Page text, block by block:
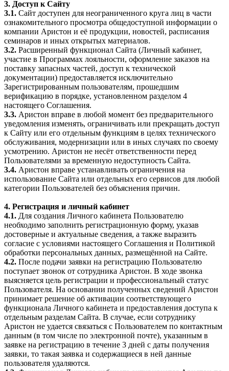
3. Доступ к Сайту
3.1. Сайт доступен для неограниченного круга лиц в части
ознакомительного просмотра общедоступной информации о
компании Аристон и её продукции, новостей, расписания
семинаров и иных открытых материалов.
3.2. Расширенный функционал Сайта (Личный кабинет,
участие в Программах лояльности, оформление заказов на
поставку запасных частей, доступ к технической
документации) предоставляется исключительно
Зарегистрированным пользователям, прошедшим
верификацию в порядке, установленном разделом 4
настоящего Соглашения.
3.3. Аристон вправе в любой момент без предварительного
уведомления изменять, ограничивать или прекращать доступ
к Сайту или его отдельным функциям в целях технического
обслуживания, модернизации или в иных случаях по своему
усмотрению. Аристон не несёт ответственности перед
Пользователями за временную недоступность Сайта.
3.4. Аристон вправе устанавливать ограничения на
использование Сайта или отдельных его сервисов для любой
категории Пользователей без объяснения причин.
4. Регистрация и личный кабинет
4.1. Для создания Личного кабинета Пользователю
необходимо заполнить регистрационную форму, указав
достоверные и актуальные сведения, а также выразить
согласие с условиями настоящего Соглашения и Политикой
обработки персональных данных, размещённой на Сайте.
4.2. После подачи заявки на регистрацию Пользователю
поступает звонок от сотрудника Аристон. В ходе звонка
выясняется цель регистрации и профессиональный статус
Пользователя. На основании полученных сведений Аристон
принимает решение об активации соответствующего
функционала Личного кабинета и предоставления доступа к
отдельным разделам Сайта. В случае, если сотруднику
Аристон не удается связаться с Пользователем по контактным
данным (в том числе по электронной почте), указанным в
заявке на регистрацию в течение 3 дней с даты получения
заявки, то такая заявка и содержащиеся в ней данные
пользователя удаляются.